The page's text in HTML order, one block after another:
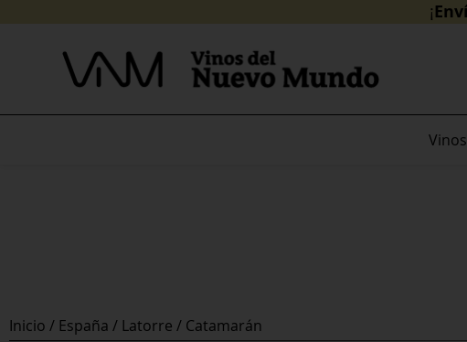
Vinos
Inicio / España / Latorre / Catamarán